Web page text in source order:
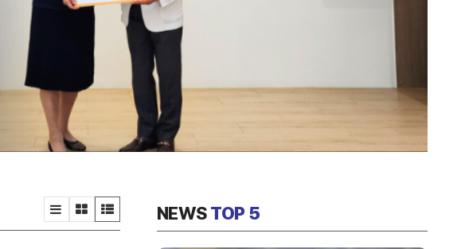
NEWSTOP 5